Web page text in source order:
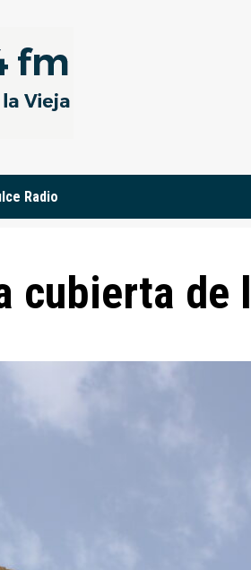
Radio
cubierta de